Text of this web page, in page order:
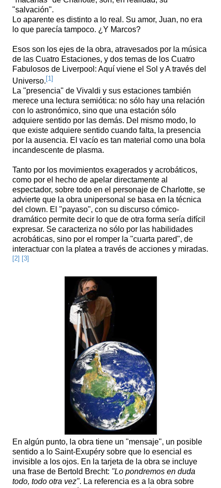
"salvación".
Lo aparente es distinto a lo real. Su amor, Juan, no era
lo que parecía tampoco. ¿Y Marcos?
Esos son los ejes de la obra, atravesados por la música
de las Cuatro Estaciones, y dos temas de los Cuatro
Fabulosos de Liverpool: Aquí viene el Sol y A través del
Universo. [1]
La "presencia" de Vivaldi y sus estaciones también
merece una lectura semiótica: no sólo hay una relación
con lo astronómico, sino que una estación sólo
adquiere sentido por las demás. Del mismo modo, lo
que existe adquiere sentido cuando falta, la presencia
por la ausencia. El vacío es tan material como una bola
incandescente de plasma.
Tanto por los movimientos exagerados y acrobáticos,
como por el hecho de apelar directamente al
espectador, sobre todo en el personaje de Charlotte, se
advierte que la obra unipersonal se basa en la técnica
del clown. El "payaso", con su discurso cómico-
dramático permite decir lo que de otra forma sería difícil
expresar. Se caracteriza no sólo por las habilidades
acrobáticas, sino por el romper la "cuarta pared", de
interactuar con la platea a través de acciones y miradas.
[2] [3]
En algún punto, la obra tiene un "mensaje", un posible
sentido a lo Saint-Exupéry sobre que lo esencial es
invisible a los ojos. En la tarjeta de la obra se incluye
una frase de Bertold Brecht: "Lo pondremos en duda
todo, todo otra vez". La referencia es a la obra sobre